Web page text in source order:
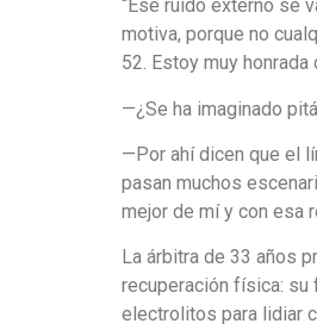
“Ese ruido externo se
motiva, porque no
52. Estoy muy
—¿Se ha imaginado
—Por ahí dicen que el
pasan muchos
mejor de mí y con esa
La árbitra de 33 años
recuperación física:
electrolitos para lidiar